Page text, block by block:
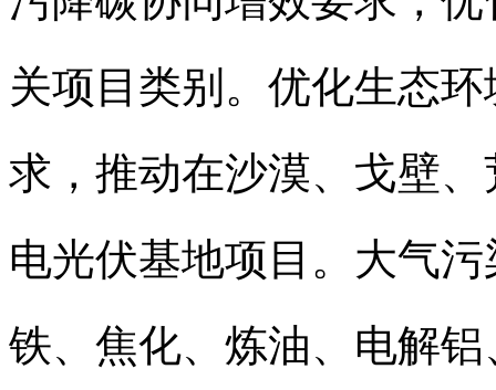
关项目类别。优化生态
求，推动在沙漠、戈壁
电光伏基地项目。大气
铁、焦化、炼油、电解